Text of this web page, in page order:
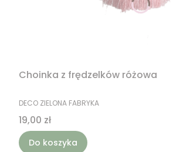
Choinka z frędzelków różowa
PRODUCENT
DECO ZIELONA FABRYKA
Cena
19,00 zł
Do koszyka